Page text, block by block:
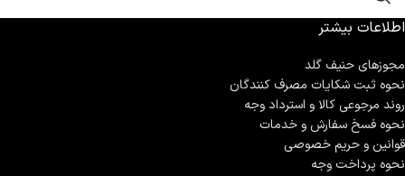
اطلاعات بیشتر
مجوزهای حنیف گلد
نحوه ثبت شكايات مصرف كنندگان
روند مرجوعی کالا و استرداد وجه
نحوه فسخ سفارش و خدمات
قوانین و حریم خصوصی
نحوه پرداخت وجه